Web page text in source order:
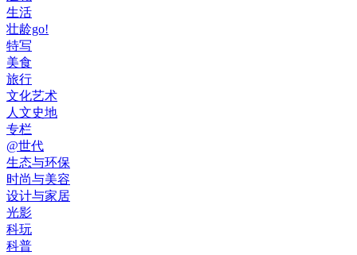
生活
壮龄go!
特写
美食
旅行
文化艺术
人文史地
专栏
@世代
生态与环保
时尚与美容
设计与家居
光影
科玩
科普